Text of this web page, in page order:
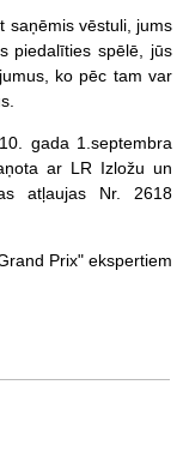
saņēmis vēstuli, jums
piedalīties spēlē, jūs
ko pēc tam var
gada 1.septembra
ar LR Izložu un
atļaujas Nr. 2618
Prix" ekspertiem